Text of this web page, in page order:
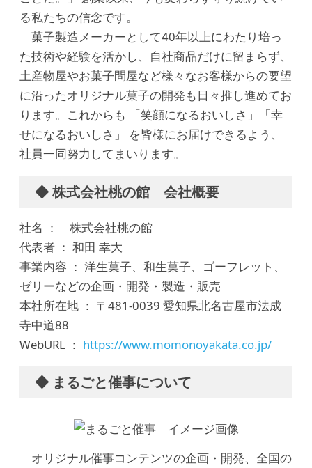
る私たちの信念です。
菓子製造メーカーとして40年以上にわたり培っ
た技術や経験を活かし、自社商品だけに留まらず、
土産物屋やお菓子問屋など様々なお客様からの要望
に沿ったオリジナル菓子の開発も日々推し進めてお
ります。これからも 「笑顔になるおいしさ」「幸
せになるおいしさ」 を皆様にお届けできるよう、
社員一同努力してまいります。
◆ 株式会社桃の館 会社概要
社名 ： 株式会社桃の館
代表者 ： 和田 幸大
事業内容 ： 洋生菓子、和生菓子、ゴーフレット、
ゼリーなどの企画・開発・製造・販売
本社所在地 ： 〒481-0039 愛知県北名古屋市法成
寺中道88
WebURL ： https://www.momonoyakata.co.jp/
◆ まるごと催事について
オリジナル催事コンテンツの企画・開発、全国の